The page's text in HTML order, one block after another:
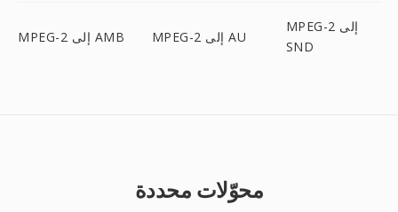
MPEG-2 إلى AMB MPEG-2 إلى AU
MPEG-2 إلى
SND
محوّلات محددة